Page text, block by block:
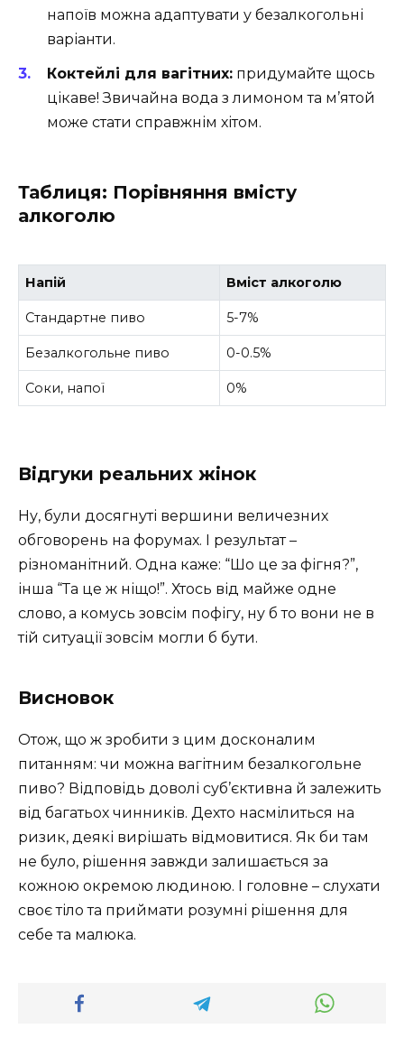
напоїв можна адаптувати у безалкогольні
варіанти.
Коктейлі для вагітних: придумайте щось
цікаве! Звичайна вода з лимоном та м’ятой
може стати справжнім хітом.
Таблиця: Порівняння вмісту
алкоголю
Напій Вміст алкоголю
Стандартне пиво 5-7%
Безалкoгольне пиво 0-0.5%
Соки, напої 0%
Відгуки реальних жінок
Ну, були досягнуті вершини величезних
обговорень на форумах. І результат –
різноманітний. Одна каже: “Шо це за фігня?”,
інша “Та це ж ніщо!”. Хтось від майже одне
слово, а комусь зовсім пофігу, ну б то вони не в
тій ситуації зовсім могли б бути.
Висновок
Отож, що ж зробити з цим досконалим
питанням: чи можна вагітним безалкогольне
пиво? Відповідь доволі суб’єктивна й залежить
від багатьох чинників. Дехто насмілиться на
ризик, деякі вирішать відмовитися. Як би там
не було, рішення завжди залишається за
кожною окремою людиною. І головне – слухати
своє тіло та приймати розумні рішення для
себе та малюка.